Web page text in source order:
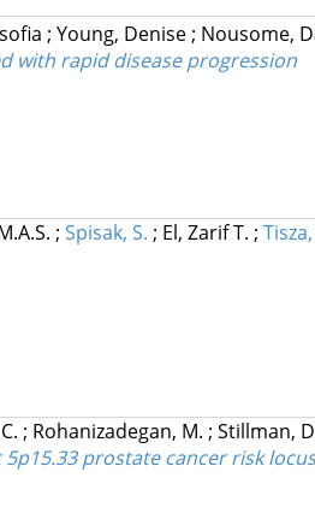
; Young, Denise; Nousome,
with rapid disease progression
; Spisak, S. ; El, Zarif T. ;
; Rohanizadegan, M. ; Stillman,
prostate cancer risk locus